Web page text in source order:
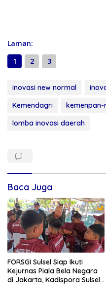
Laman:
1
2 3
inovasi new normal
Kemendagri
kemenpan-
lomba inovasi daerah
Baca Juga
FORSGI Sulsel Siap Ikuti
Kejurnas Piala Bela Negara
di Jakarta, Kadispora Sulsel